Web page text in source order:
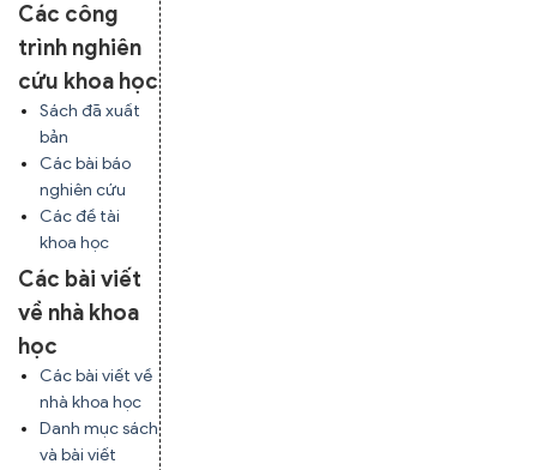
Các công
trình nghiên
cứu khoa học
Sách đã xuất
bản
Các bài báo
nghiên cứu
Các đề tài
khoa học
Các bài viết
về nhà khoa
học
Các bài viết về
nhà khoa học
Danh mục sách
và bài viết